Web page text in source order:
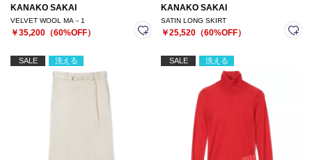
KANAKO SAKAI
VELVET WOOL MA－1
￥35,200（60%OFF）
KANAKO SAKAI
SATIN LONG SKIRT
￥25,520（60%OFF）
SALE 洗える SALE 洗える